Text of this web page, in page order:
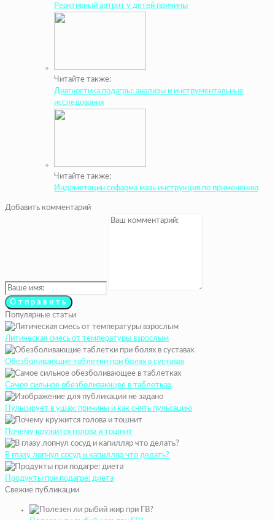
Реактивный артрит у детей причины
Читайте также:
Диагностика подагры: анализы и инструментальные
исследования
Читайте также:
Индометацин софарма мазь инструкция по применению
Добавить комментарий
Популярные статьи
Литическая смесь от температуры взрослым
Обезболивающие таблетки при болях в суставах
Самое сильное обезболивающее в таблетках
Пульсирует в ушах: причины и как снять пульсацию
Почему кружится голова и тошнит
В глазу лопнул сосуд и капилляр что делать?
Продукты при подагре: диета
Свежие публикации